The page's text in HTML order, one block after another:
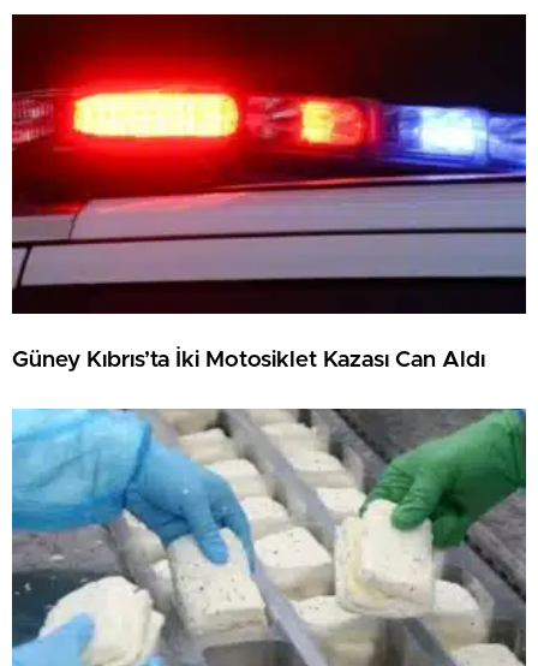
Güney Kıbrıs’ta İki Motosiklet Kazası Can Aldı